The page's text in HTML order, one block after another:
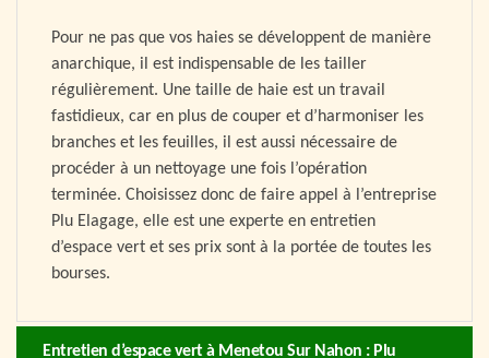
Pour ne pas que vos haies se développent de manière
anarchique, il est indispensable de les tailler
régulièrement. Une taille de haie est un travail
fastidieux, car en plus de couper et d’harmoniser les
branches et les feuilles, il est aussi nécessaire de
procéder à un nettoyage une fois l’opération
terminée. Choisissez donc de faire appel à l’entreprise
Plu Elagage, elle est une experte en entretien
d’espace vert et ses prix sont à la portée de toutes les
bourses.
Entretien d’espace vert à Menetou Sur Nahon : Plu